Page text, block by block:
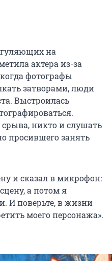
на
актера из-за
фотографы
затворами, люди
Выстроилась
никто и слушать
просившего занять
и сказал в микрофон:
а потом я
И поверьте, в жизни
моего персонажа».